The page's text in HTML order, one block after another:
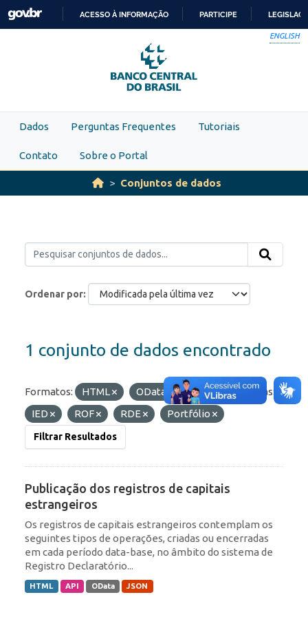
Skip to main content
PARA
O
CONTEÚDO
ACESSO À INFORMAÇÃO PARTICIPE
ENGLISH
Dados Perguntas Frequentes Tutoriais
Contato Sobre o Portal
Conjuntos de dados
Ordenar por
1 conjunto de dados encontrado
Formatos: HTML OData API
Etiquetas:
IED
ROF RDE Portfólio
Filtrar Resultados
Publicação dos registros de capitais
estrangeiros
Os registros de capitais estrangeiros contemplam os
seguintes tipos de operações, criadas ou encerradas
em cada período data-base, no âmbito do sistema de
Registro Declaratório...
HTML API OData JSON